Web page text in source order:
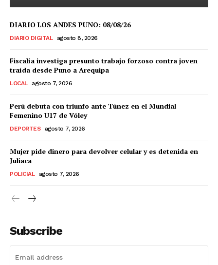
DIARIO LOS ANDES PUNO: 08/08/26
DIARIO DIGITAL agosto 8, 2026
Fiscalía investiga presunto trabajo forzoso contra joven
traída desde Puno a Arequipa
LOCAL agosto 7, 2026
Perú debuta con triunfo ante Túnez en el Mundial
Femenino U17 de Vóley
DEPORTES agosto 7, 2026
Mujer pide dinero para devolver celular y es detenida en
Juliaca
POLICIAL agosto 7, 2026
Subscribe